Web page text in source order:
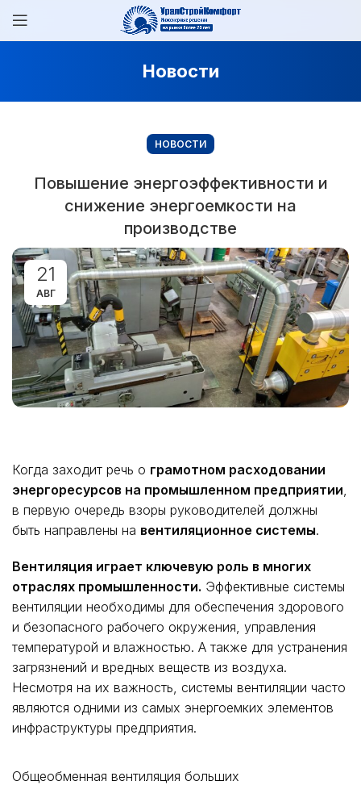
Новости
НОВОСТИ
Повышение энергоэффективности и
снижение энергоемкости на
производстве
21
АВГ
Когда заходит речь о грамотном расходовании
энергоресурсов на промышленном предприятии
в первую очередь взоры руководителей должны
быть направлены на вентиляционное системы.
Вентиляция играет ключевую роль в многих
отраслях промышленности. Эффективные системы
вентиляции необходимы для обеспечения здорового
и безопасного рабочего окружения, управления
температурой и влажностью. А также для устранения
загрязнений и вредных веществ из воздуха.
Несмотря на их важность, системы вентиляции часто
являются одними из самых энергоемких элементов
инфраструктуры предприятия.
Общеобменная вентиляция больших